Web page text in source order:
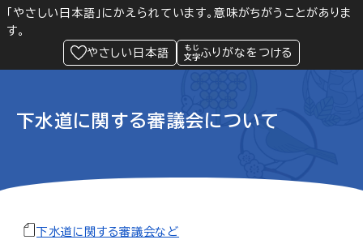
「やさしい日本語」にかえられています。意味がちがうことがありま
す。
やさしい日本語
ふりがなをつける
Language 閲覧支援
緊急情報
下水道に関する審議会について
下水道に関する審議会など